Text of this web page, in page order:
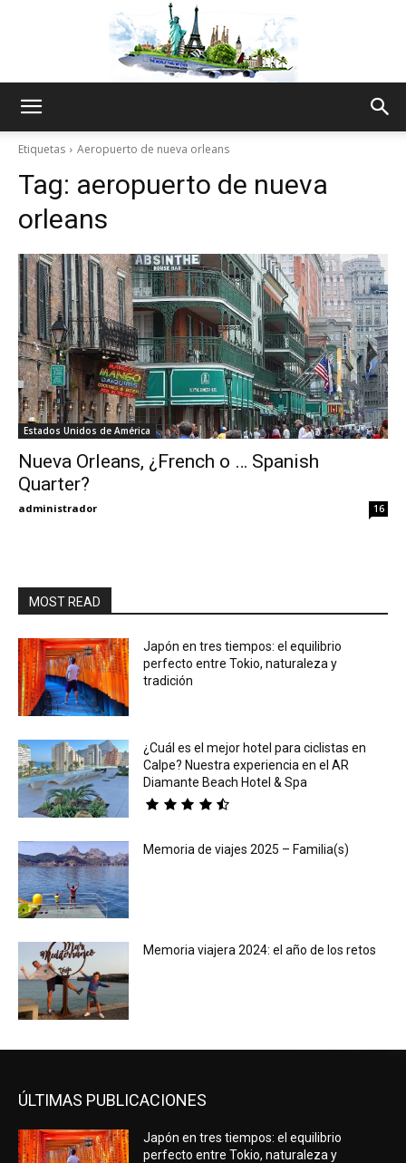
Thru
My
Etiquetas Aeropuerto de nueva orleans
Tag: aeropuerto de nueva
orleans
Estados Unidos de América
Nueva Orleans, ¿French o … Spanish
Quarter?
administrador 16
MOST READ
Japón en tres tiempos: el equilibrio
perfecto entre Tokio, naturaleza y
tradición
¿Cuál es el mejor hotel para ciclistas en
Calpe? Nuestra experiencia en el AR
Diamante Beach Hotel & Spa
Memoria de viajes 2025 – Familia(s)
Memoria viajera 2024: el año de los retos
ÚLTIMAS PUBLICACIONES
Japón en tres tiempos: el equilibrio
perfecto entre Tokio, naturaleza y